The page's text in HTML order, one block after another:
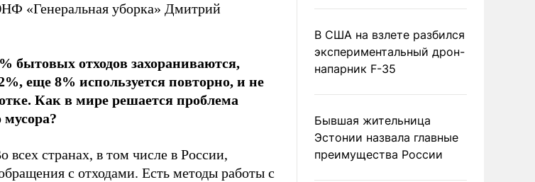
«Генеральная уборка» Дмитрий
бытовых отходов захораниваются,
еще 8% используется повторно, и не
Как в мире решается проблема
всех странах, в том числе в России,
с отходами. Есть методы работы с
В США на взлете разбился
экспериментальный дрон-
напарник F-35
Бывшая жительница
Эстонии назвала главные
преимущества России